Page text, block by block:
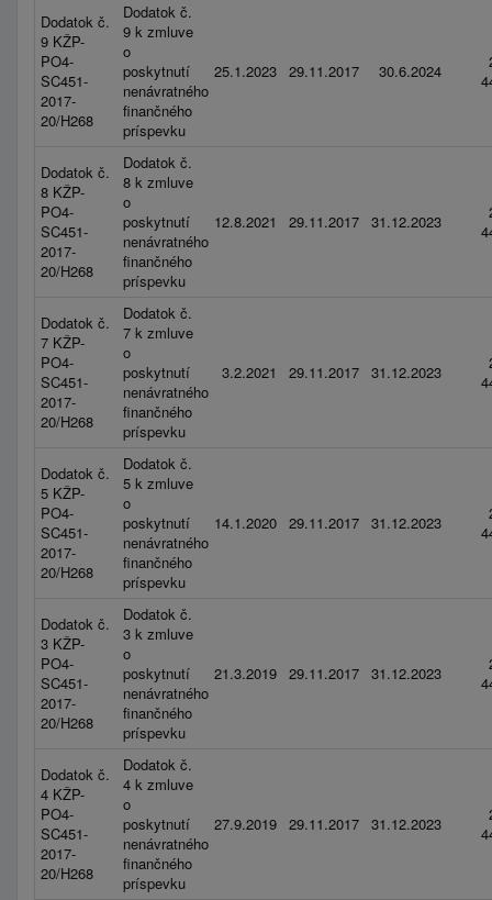
Dodatok č.
9 KŽP-
PO4-
SC451-
2017-
20/H268
Dodatok č.
9 k zmluve
o
poskytnutí
nenávratného
finančného
príspevku
25.1.2023 29.11.2017 30.6.2024
Dodatok č.
8 KŽP-
PO4-
SC451-
2017-
20/H268
Dodatok č.
8 k zmluve
o
poskytnutí
nenávratného
finančného
príspevku
12.8.2021 29.11.2017 31.12.2023
Dodatok č.
7 KŽP-
PO4-
SC451-
2017-
20/H268
Dodatok č.
7 k zmluve
o
poskytnutí
nenávratného
finančného
príspevku
3.2.2021 29.11.2017 31.12.2023
Dodatok č.
5 KŽP-
PO4-
SC451-
2017-
20/H268
Dodatok č.
5 k zmluve
o
poskytnutí
nenávratného
finančného
príspevku
14.1.2020 29.11.2017 31.12.2023
Dodatok č.
3 KŽP-
PO4-
SC451-
2017-
20/H268
Dodatok č.
3 k zmluve
o
poskytnutí
nenávratného
finančného
príspevku
21.3.2019 29.11.2017 31.12.2023
Dodatok č.
4 KŽP-
PO4-
SC451-
2017-
20/H268
Dodatok č.
4 k zmluve
o
poskytnutí
nenávratného
finančného
príspevku
27.9.2019 29.11.2017 31.12.2023